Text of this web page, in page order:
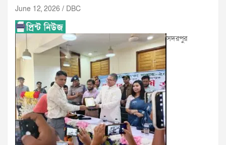
June 12, 2026 DBC
সদরপুর